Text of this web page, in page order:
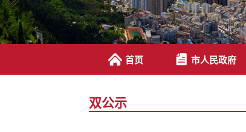
首页 市人民政府
双公示